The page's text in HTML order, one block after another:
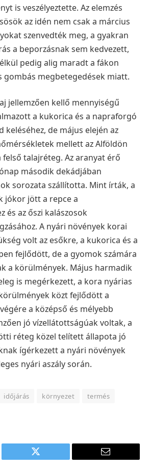
is veszélyeztette. Az elemzés
az idén nem csak a március
szenvedték meg, a gyakran
a beporzásnak sem kedvezett,
pedig alig maradt a fákon
gombás megbetegedések miatt.
jellemzően kellő mennyiségű
a kukorica és a napraforgó
keléséhez, de május elején az
mellett az Alföldön
talajréteg. Az aranyat érő
második dekádjában
sorozata szállította. Mint írták, a
jókor jött a repce a
és az őszi kalászosok
A nyári növények korai
volt az esőkre, a kukorica és a
fejlődött, de a gyomok számára
a körülmények. Május harmadik
is megérkezett, a kora nyárias
közt fejlődött a
a középső és mélyebb
jó vízellátottságúak voltak, a
réteg közel telített állapota jó
ígérkezett a nyári növények
nyári aszály során.
időjárás környezet
termés
Twitter
E-